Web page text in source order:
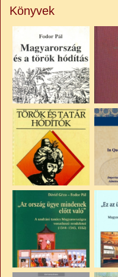
Könyvek